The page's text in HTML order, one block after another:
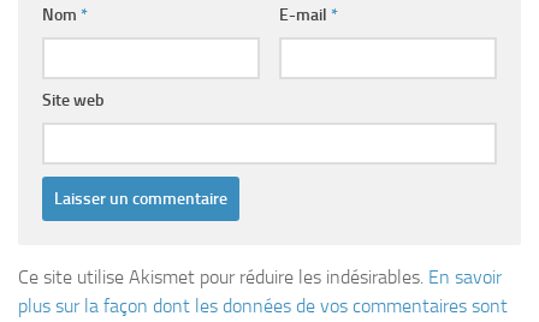
Nom * E-mail *
Site web
Ce site utilise Akismet pour réduire les indésirables. En savoir
plus sur la façon dont les données de vos commentaires sont